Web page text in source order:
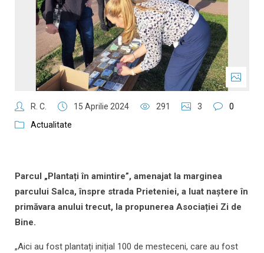
R. C. 15 Aprilie 2024 291 3
0
Actualitate
Parcul „Plantați în amintire”, amenajat la marginea
parcului Salca, înspre strada Prieteniei, a luat naștere în
primăvara anului trecut, la propunerea Asociației Zi de
Bine.
„Aici au fost plantați inițial 100 de mesteceni, care au fost